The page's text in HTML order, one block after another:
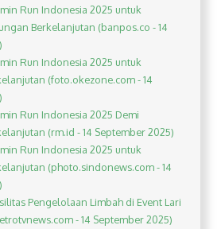
Run Indonesia 2025 untuk
Berkelanjutan (banpos.co - 14
Run Indonesia 2025 untuk
(foto.okezone.com - 14
Run Indonesia 2025 Demi
(rm.id - 14 September 2025)
Run Indonesia 2025 untuk
(photo.sindonews.com - 14
Pengelolaan Limbah di Event Lari
- 14 September 2025)